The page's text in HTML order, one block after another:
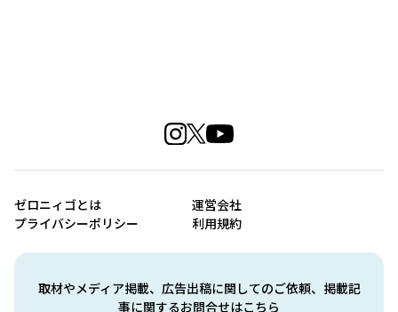
取材やメディア掲載、広告出稿に関してのご依頼、掲載記
事に関するお問合せはこちら
ゼロニィゴとは
運営会社
プライバシーポリシー
利用規約